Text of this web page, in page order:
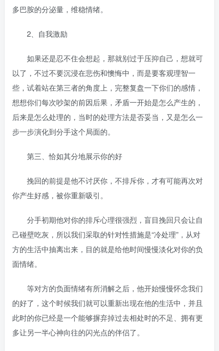
多巴胺的分泌量，维稳情绪。
2、自我激励
如果还是忍不住会想起，那就别过于压抑自己，想就可
以了，不过不要沉浸在悲伤和懊悔中，而是要客观理智一
些，试着站在第三者的角度上，完整复盘一下你们的感情，
想想你们每次吵架的前因后果，矛盾一开始是怎么产生的，
后来是怎么处理的，当时的处理方法是否妥当，又是怎么一
步一步演化到分手这个局面的。
第三、恰如其分地展示你的好
挽回的前提是他不讨厌你，不排斥你，才有可能再次对
你产生好感，被你重新吸引。
分手初期他对你的排斥心理很强烈，盲目挽回只会让自
己碰壁吃灰，所以我们采取的针对性措施是“冷处理”，从对
方的生活中抽离出来，目的就是给他时间慢慢淡化对你的负
面情绪。
等对方的负面情绪有所消解之后，他开始慢慢怀念我们
的好了，这个时候我们就可以重新出现在他的生活中，并且
此时的你已经是一个能够摒弃掉过去相处时的不足、拥有更
多让另一半心神向往的闪光点的伴侣了。